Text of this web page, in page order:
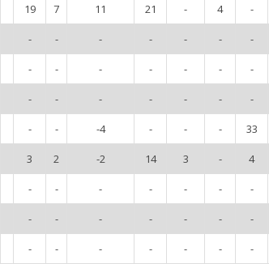
19 7 11 21 - 4 -
- - - - - - -
- - - - - - -
- - - - - - -
- - -4 - - - 33
3 2 -2 14 3 - 4
- - - - - - -
- - - - - - -
- - - - - - -